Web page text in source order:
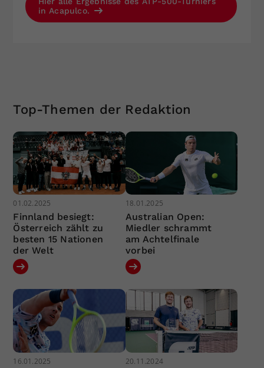
in Acapulco.
Top-Themen der Redaktion
01.02.2025
Finnland besiegt:
Österreich zählt zu
besten 15 Nationen
der Welt
18.01.2025
Australian Open:
Miedler schrammt
am Achtelfinale
vorbei
16.01.2025 20.11.2024